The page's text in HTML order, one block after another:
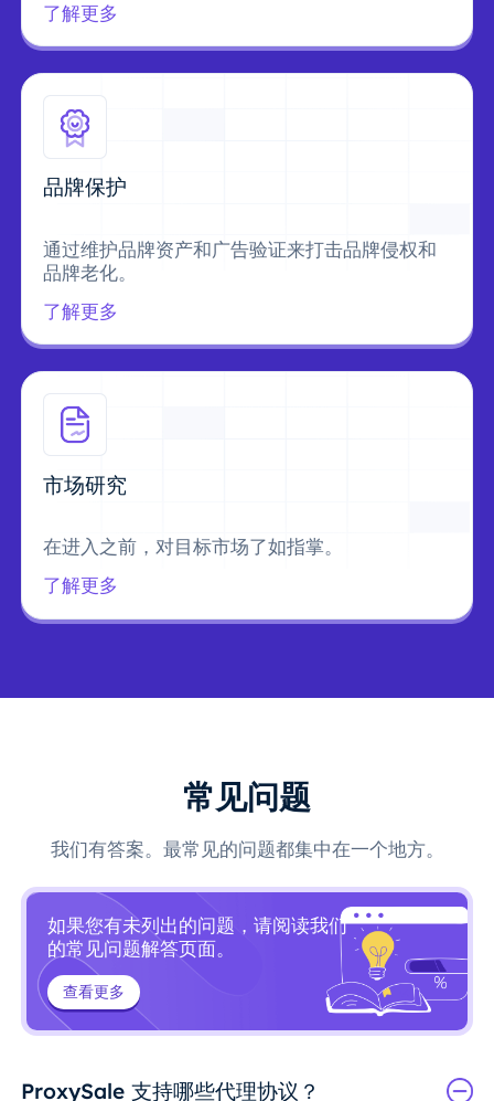
了解更多
品牌保护
通过维护品牌资产和广告验证来打击品牌侵权和
品牌老化。
了解更多
市场研究
在进入之前，对目标市场了如指掌。
了解更多
常见问题
我们有答案。最常见的问题都集中在一个地方。
如果您有未列出的问题，请阅读我们
的常见问题解答页面。
查看更多
ProxySale 支持哪些代理协议？